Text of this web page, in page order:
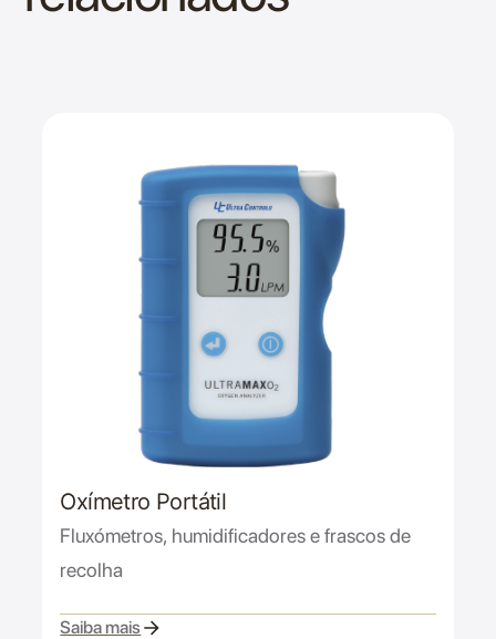
Oxímetro Portátil
Fluxómetros, humidificadores e frascos de
recolha
Saiba mais